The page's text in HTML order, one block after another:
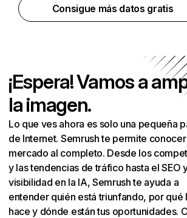
Consigue más datos gratis
¡Espera! Vamos a
la imagen.
Lo que ves ahora es solo una pequeña
de Internet. Semrush te permite
mercado al completo. Desde los
y las tendencias de tráfico hasta el SEO
visibilidad en la IA, Semrush te ayuda a
entender quién está triunfando, por qué
hace y dónde están tus oportunidades.